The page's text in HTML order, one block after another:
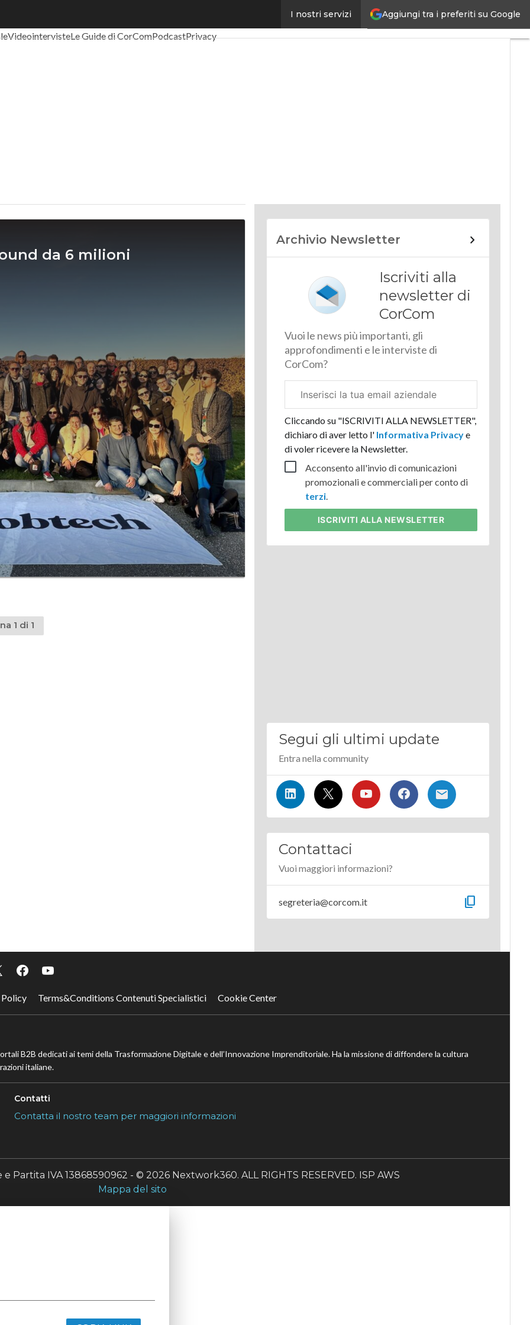
Aggiungi tra i preferiti su Google
I nostri servizi
VideointervisteLe Guide di CorComPodcastPrivacy
da 6 milioni
1 di 1
Archivio Newsletter
Iscriviti alla
newsletter di
CorCom
Vuoi le news più importanti, gli
approfondimenti e le interviste di
CorCom?
aziendale
Cliccando su "ISCRIVITI ALLA NEWSLETTER",
dichiaro di aver letto l'Informativa Privacye
di voler ricevere la Newsletter.
Acconsento all'invio di comunicazioni
promozionali e commerciali per conto di
terzi.
ISCRIVITI ALLA NEWSLETTER
Segui gli ultimi update
Entra nella community
Contattaci
Vuoi maggiori informazioni?
segreteria@corcom.it content_copy
Terms&Conditions Contenuti Specialistici Cookie Center
B2B dedicati ai temi della Trasformazione Digitale e dell’Innovazione Imprenditoriale. Ha la missione di diffondere la cultura
italiane.
Contatti
Contatta il nostro team per maggiori informazioni
Partita IVA 13868590962 - © 2026 Nextwork360. ALL RIGHTS RESERVED. ISP AWS
Mappa del sito